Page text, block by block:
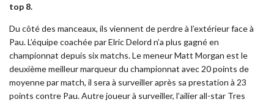
top 8.
Du côté des manceaux, ils viennent de perdre à l’extérieur face à
Pau. L’équipe coachée par Elric Delord n’a plus gagné en
championnat depuis six matchs. Le meneur Matt Morgan est le
deuxième meilleur marqueur du championnat avec 20 points de
moyenne par match, il sera à surveiller après sa prestation à 23
points contre Pau. Autre joueur à surveiller, l’ailier all-star Tres